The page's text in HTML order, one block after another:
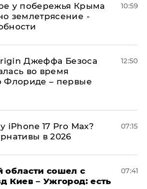
у побережья Крыма
землетрясение -
10:59
Джеффа Безоса
во время
Флориде – первые
12:50
iPhone 17 Pro Max?
в 2026
07:15
области сошел с
Киев – Ужгород: есть
07:41